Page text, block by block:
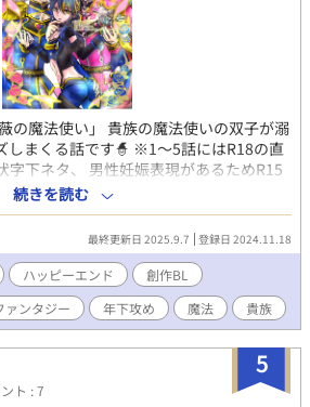
の魔法使い」 貴族の魔法使いの双子が溺
しまくる話です🧙 ※1〜5話にはR18の直
字下ネタ、 男性妊娠表現があるためR15
はR18予定です。 ※6話はR18です。こ
manga/552458178/880962883
続きを読む
最終更新日 2025.9.7 登録日 2024.11.18
ハッピーエンド
創作BL
ァンタジー 年下攻め 魔法 貴族
5
ト : 7